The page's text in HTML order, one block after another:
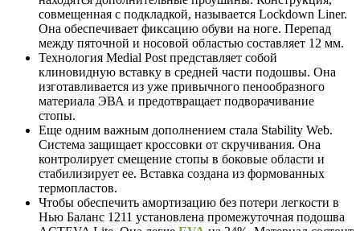
совмещенная с подкладкой, называется Lockdown Liner.
Она обеспечивает фиксацию обуви на ноге. Перепад
между пяточной и носовой областью составляет 12 мм.
Технология Medial Post представляет собой
клиновидную вставку в средней части подошвы. Она
изготавливается из уже привычного пенообразного
материала ЭВА и предотвращает подворачивание
стопы.
Еще одним важным дополнением стала Stability Web.
Система защищает кроссовки от скручивания. Она
контролирует смещение стопы в боковые области и
стабилизирует ее. Вставка создана из формованных
термопластов.
Чтобы обеспечить амортизацию без потери легкости в
Нью Баланс 1211 установлена промежуточная подошва